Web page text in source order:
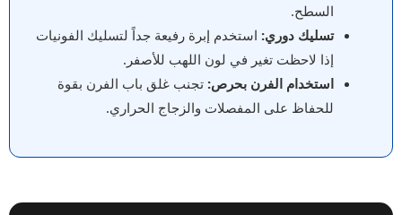
السطح.
تسليك دوري: استخدم إبرة رفيعة جداً لتسليك الفونيات
إذا لاحظت تغير في لون اللهب للأصفر.
استخدام الفرن بحرص: تجنب غلق باب الفرن بقوة
للحفاظ على المفصلات والزجاج الحراري.